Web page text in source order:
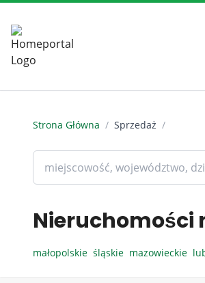
Strona Główna / Sprzedaż /
Nieruchomości
małopolskie śląskie mazowieckie